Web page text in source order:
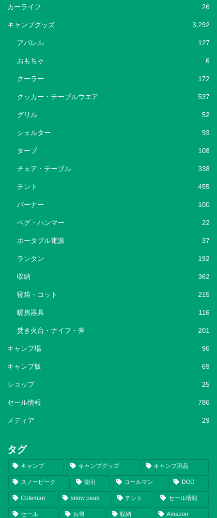
カーライフ 26
キャンプグッズ 3,292
アパレル 127
おもちゃ 6
クーラー 172
クッカー・テーブルウエア 537
グリル 52
シェルター 93
タープ 108
チェア・テーブル 338
テント 455
バーナー 100
ペグ・ハンマー 22
ポータブル電源 37
ランタン 192
収納 362
寝袋・コット 215
暖房器具 116
焚き火台・ナイフ・斧 201
キャンプ場 96
キャンプ飯 69
ショップ 25
セール情報 786
メディア 29
タグ
キャンプ キャンプグッズ キャンプ用品
スノーピーク 割引 コールマン DOD
Coleman snow peak テント セール情報
セール お得 収納 Amazon